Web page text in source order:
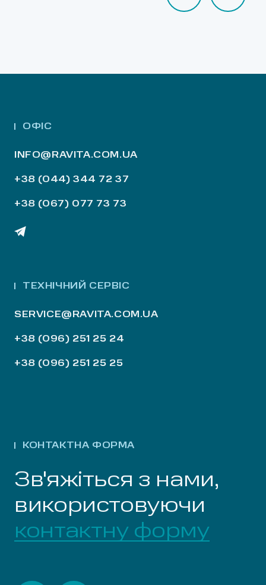
ОФІС
INFO@RAVITA.COM.UA
+38 (044) 344 72 37
+38 (067) 077 73 73
ТЕХНІЧНИЙ СЕРВІС
SERVICE@RAVITA.COM.UA
+38 (096) 251 25 24
+38 (096) 251 25 25
КОНТАКТНА ФОРМА
Зв'яжіться з нами,
використовуючи
контактну форму